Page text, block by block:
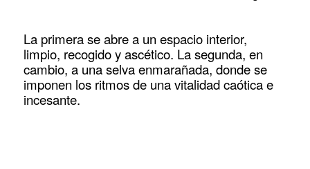
La primera se abre a un espacio interior,
limpio, recogido y ascético. La segunda, en
cambio, a una selva enmarañada, donde se
imponen los ritmos de una vitalidad caótica e
incesante.